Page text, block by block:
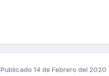
Publicado 14 de Febrero del 2020